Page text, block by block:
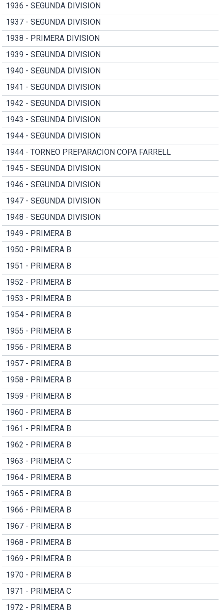
1936 - SEGUNDA DIVISION
1937 - SEGUNDA DIVISION
1938 - PRIMERA DIVISION
1939 - SEGUNDA DIVISION
1940 - SEGUNDA DIVISION
1941 - SEGUNDA DIVISION
1942 - SEGUNDA DIVISION
1943 - SEGUNDA DIVISION
1944 - SEGUNDA DIVISION
1944 - TORNEO PREPARACION COPA FARRELL
1945 - SEGUNDA DIVISION
1946 - SEGUNDA DIVISION
1947 - SEGUNDA DIVISION
1948 - SEGUNDA DIVISION
1949 - PRIMERA B
1950 - PRIMERA B
1951 - PRIMERA B
1952 - PRIMERA B
1953 - PRIMERA B
1954 - PRIMERA B
1955 - PRIMERA B
1956 - PRIMERA B
1957 - PRIMERA B
1958 - PRIMERA B
1959 - PRIMERA B
1960 - PRIMERA B
1961 - PRIMERA B
1962 - PRIMERA B
1963 - PRIMERA C
1964 - PRIMERA B
1965 - PRIMERA B
1966 - PRIMERA B
1967 - PRIMERA B
1968 - PRIMERA B
1969 - PRIMERA B
1970 - PRIMERA B
1971 - PRIMERA C
1972 - PRIMERA B